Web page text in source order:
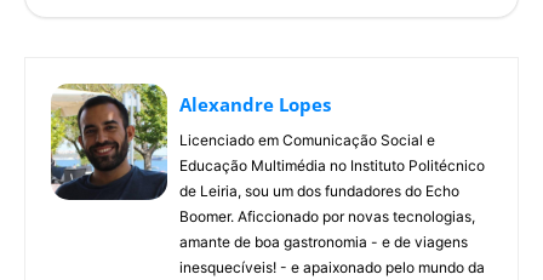
Alexandre Lopes
Licenciado em Comunicação Social e
Educação Multimédia no Instituto Politécnico
de Leiria, sou um dos fundadores do Echo
Boomer. Aficcionado por novas tecnologias,
amante de boa gastronomia - e de viagens
inesquecíveis! - e apaixonado pelo mundo da